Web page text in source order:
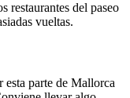
restaurantes del paseo
vueltas.
esta parte de Mallorca